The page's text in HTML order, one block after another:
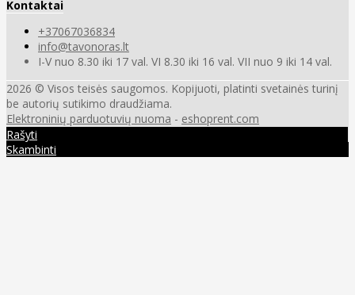
Kontaktai
+37067036834
info@tavonoras.lt
I-V nuo 8.30 iki 17 val. VI 8.30 iki 16 val. VII nuo 9 iki 14 val.
2026 © Visos teisės saugomos. Kopijuoti, platinti svetainės turinį
be autorių sutikimo draudžiama.
Elektroninių parduotuvių nuoma - eshoprent.com
Rašyti
Skambinti